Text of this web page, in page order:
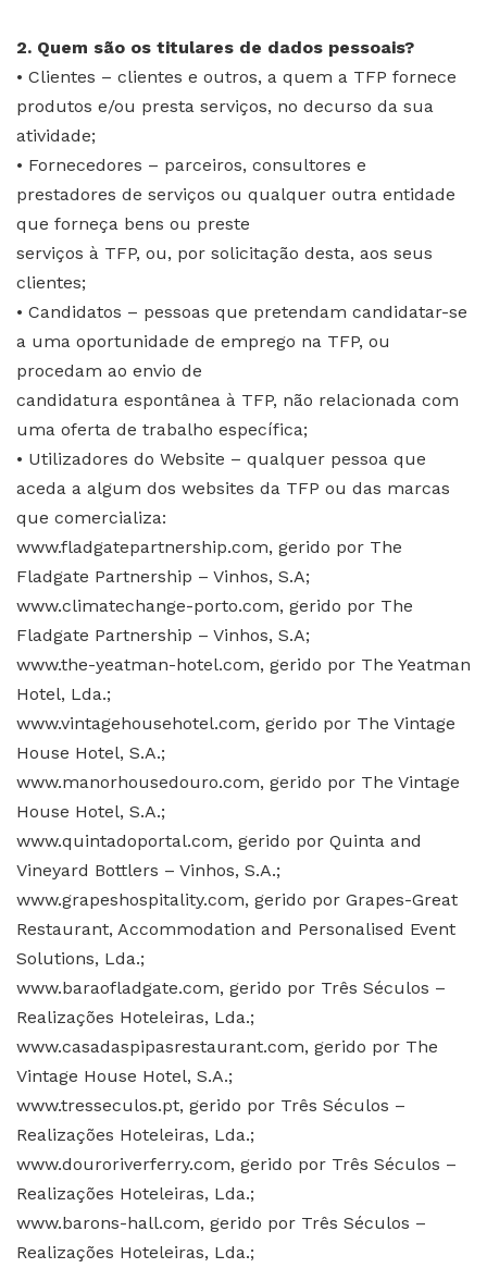
2. Quem são os titulares de dados pessoais?
• Clientes – clientes e outros, a quem a TFP fornece
produtos e/ou presta serviços, no decurso da sua
atividade;
• Fornecedores – parceiros, consultores e
prestadores de serviços ou qualquer outra entidade
que forneça bens ou preste
serviços à TFP, ou, por solicitação desta, aos seus
clientes;
• Candidatos – pessoas que pretendam candidatar-se
a uma oportunidade de emprego na TFP, ou
procedam ao envio de
candidatura espontânea à TFP, não relacionada com
uma oferta de trabalho específica;
• Utilizadores do Website – qualquer pessoa que
aceda a algum dos websites da TFP ou das marcas
que comercializa:
www.fladgatepartnership.com, gerido por The
Fladgate Partnership – Vinhos, S.A;
www.climatechange-porto.com, gerido por The
Fladgate Partnership – Vinhos, S.A;
www.the-yeatman-hotel.com, gerido por The Yeatman
Hotel, Lda.;
www.vintagehousehotel.com, gerido por The Vintage
House Hotel, S.A.;
www.manorhousedouro.com, gerido por The Vintage
House Hotel, S.A.;
www.quintadoportal.com, gerido por Quinta and
Vineyard Bottlers – Vinhos, S.A.;
www.grapeshospitality.com, gerido por Grapes-Great
Restaurant, Accommodation and Personalised Event
Solutions, Lda.;
www.baraofladgate.com, gerido por Três Séculos –
Realizações Hoteleiras, Lda.;
www.casadaspipasrestaurant.com, gerido por The
Vintage House Hotel, S.A.;
www.tresseculos.pt, gerido por Três Séculos –
Realizações Hoteleiras, Lda.;
www.douroriverferry.com, gerido por Três Séculos –
Realizações Hoteleiras, Lda.;
www.barons-hall.com, gerido por Três Séculos –
Realizações Hoteleiras, Lda.;